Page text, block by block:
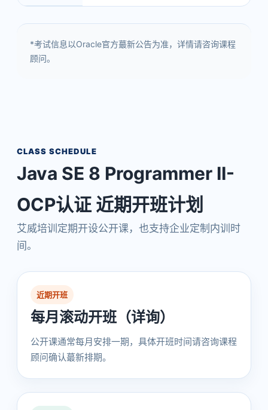
*考试信息以Oracle官方蕞新公告为准，详情请咨询课程
顾问。
CLASS SCHEDULE
Java SE 8 Programmer II-
OCP认证 近期开班计划
艾威培训定期开设公开课，也支持企业定制内训时
间。
近期开班
每月滚动开班（详询）
公开课通常每月安排一期，具体开班时间请咨询课程
顾问确认蕞新排期。